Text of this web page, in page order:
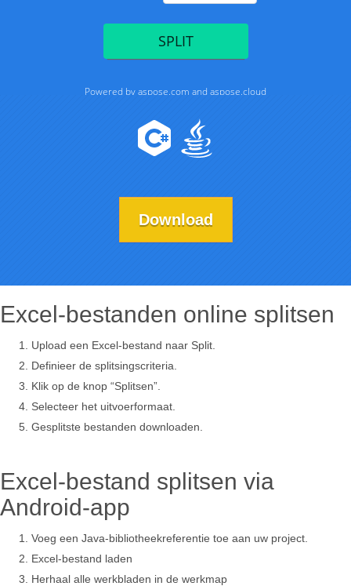
Download
Excel-bestanden online splitsen
Upload een Excel-bestand naar Split.
Definieer de splitsingscriteria.
Klik op de knop “Splitsen”.
Selecteer het uitvoerformaat.
Gesplitste bestanden downloaden.
Excel-bestand splitsen via
Android-app
Voeg een Java-bibliotheekreferentie toe aan uw project.
Excel-bestand laden
Herhaal alle werkbladen in de werkmap